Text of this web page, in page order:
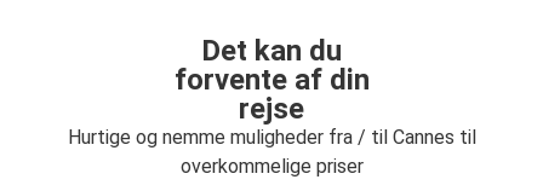
Det kan du
forvente af din
rejse
Hurtige og nemme muligheder fra / til Cannes til
overkommelige priser